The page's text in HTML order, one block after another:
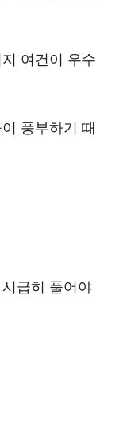
여건이 우수
풍부하기 때
급히 풀어야